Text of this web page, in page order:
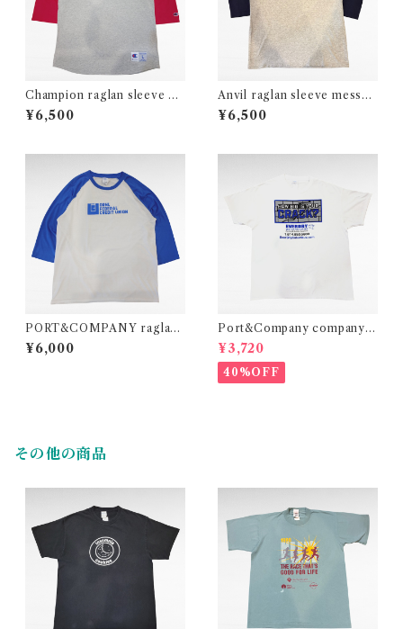
Champion raglan sleeve ba
seball print t-shirt
¥6,500
Anvil raglan sleeve messag
e print t-shirt
¥6,500
PORT&COMPANY raglan
sleeve print t-shirt
¥6,000
Port&Company company p
rint t-shirt
¥3,720
40%OFF
その他の商品